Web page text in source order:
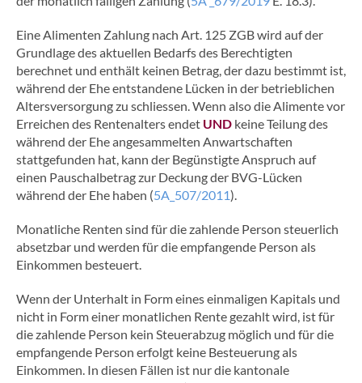
Eine Alimenten Zahlung nach Art. 125 ZGB wird auf der
Grundlage des aktuellen Bedarfs des Berechtigten
berechnet und enthält keinen Betrag, der dazu bestimmt ist,
während der Ehe entstandene Lücken in der betrieblichen
Altersversorgung zu schliessen. Wenn also die Alimente vor
Erreichen des Rentenalters endet UND keine Teilung des
während der Ehe angesammelten Anwartschaften
stattgefunden hat, kann der Begünstigte Anspruch auf
einen Pauschalbetrag zur Deckung der BVG-Lücken
während der Ehe haben (5A_507/2011).
Monatliche Renten sind für die zahlende Person steuerlich
absetzbar und werden für die empfangende Person als
Einkommen besteuert.
Wenn der Unterhalt in Form eines einmaligen Kapitals und
nicht in Form einer monatlichen Rente gezahlt wird, ist für
die zahlende Person kein Steuerabzug möglich und für die
empfangende Person erfolgt keine Besteuerung als
Einkommen. In diesen Fällen ist nur die kantonale